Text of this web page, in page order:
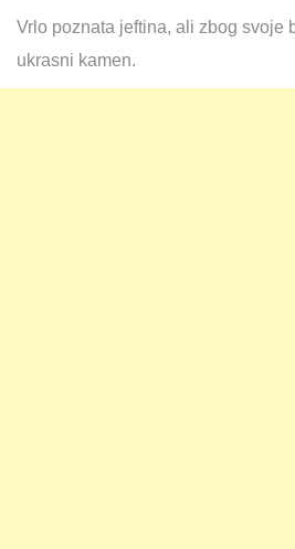
Vrlo poznata jeftina, ali zbog svoje
ukrasni kamen.